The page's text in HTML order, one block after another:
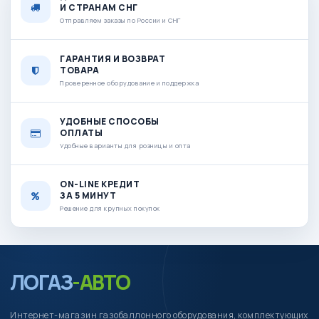
И СТРАНАМ СНГ
Отправляем заказы по России и СНГ
ГАРАНТИЯ И ВОЗВРАТ
ТОВАРА
Проверенное оборудование и поддержка
УДОБНЫЕ СПОСОБЫ
ОПЛАТЫ
Удобные варианты для розницы и опта
ON-LINE КРЕДИТ
ЗА 5 МИНУТ
Решение для крупных покупок
ЛОГАЗ-АВТО
Интернет-магазин газобаллонного оборудования, комплектующих